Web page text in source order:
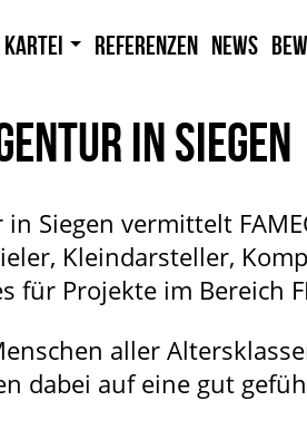
Kartei Referenzen News
IN SIEGEN
Siegen vermittelt
Kleindarsteller,
für Projekte im Bereich
aller
dabei auf eine gut